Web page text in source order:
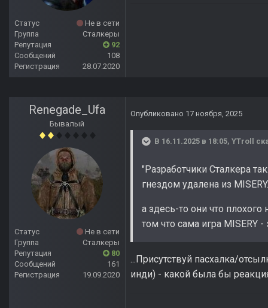
Статус
Не в сети
Группа
Сталкеры
Репутация
92
Сообщений
108
Регистрация
28.07.2020
Renegade_Ufa
Бывалый
Статус
Не в сети
Группа
Сталкеры
Репутация
80
Сообщений
161
Регистрация
19.09.2020
Опубликовано 17 ноября, 2025
В 16.11.2025 в 18:05, YTroll
"Разработчики Сталкера
гнездом удалена из
а здесь-то они что
том что сама игра MISERY
...Присутствуй пасхалка/
инди) - какой была бы